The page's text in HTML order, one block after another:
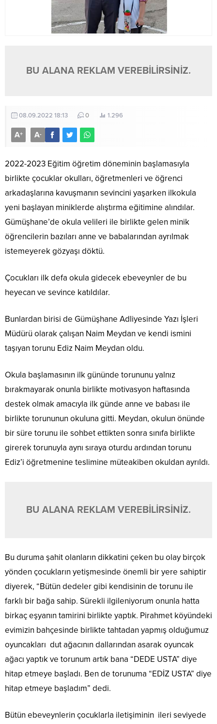
BU ALANA REKLAM VEREBİLİRSİNİZ.
08.09.2022 18:13 0 1.296
A+ A-
2022-2023 Eğitim öğretim döneminin başlamasıyla
birlikte çocuklar okulları, öğretmenleri ve öğrenci
arkadaşlarına kavuşmanın sevincini yaşarken ilkokula
yeni başlayan miniklerde alıştırma eğitimine alındılar.
Gümüşhane’de okula velileri ile birlikte gelen minik
öğrencilerin bazıları anne ve babalarından ayrılmak
istemeyerek gözyaşı döktü.
Çocukları ilk defa okula gidecek ebeveynler de bu
heyecan ve sevince katıldılar.
Bunlardan birisi de Gümüşhane Adliyesinde Yazı İşleri
Müdürü olarak çalışan Naim Meydan ve kendi ismini
taşıyan torunu Ediz Naim Meydan oldu.
Okula başlamasının ilk gününde torununu yalnız
bırakmayarak onunla birlikte motivasyon haftasında
destek olmak amacıyla ilk günde anne ve babası ile
birlikte torununun okuluna gitti. Meydan, okulun önünde
bir süre torunu ile sohbet ettikten sonra sınıfa birlikte
girerek torunuyla aynı sıraya oturdu ardından torunu
Ediz’i öğretmenine teslimine müteakiben okuldan ayrıldı.
BU ALANA REKLAM VEREBİLİRSİNİZ.
Bu duruma şahit olanların dikkatini çeken bu olay birçok
yönden çocukların yetişmesinde önemli bir yere sahiptir
diyerek, “Bütün dedeler gibi kendisinin de torunu ile
farklı bir bağa sahip. Sürekli ilgileniyorum onunla hatta
birkaç eşyanın tamirini birlikte yaptık. Pirahmet köyündeki
evimizin bahçesinde birlikte tahtadan yapmış olduğumuz
oyuncakları dut ağacının dallarından asarak oyuncak
ağacı yaptık ve torunum artık bana “DEDE USTA” diye
hitap etmeye başladı. Ben de torunuma “EDİZ USTA” diye
hitap etmeye başladım” dedi.
Bütün ebeveynlerin çocuklarla iletişiminin ileri seviyede